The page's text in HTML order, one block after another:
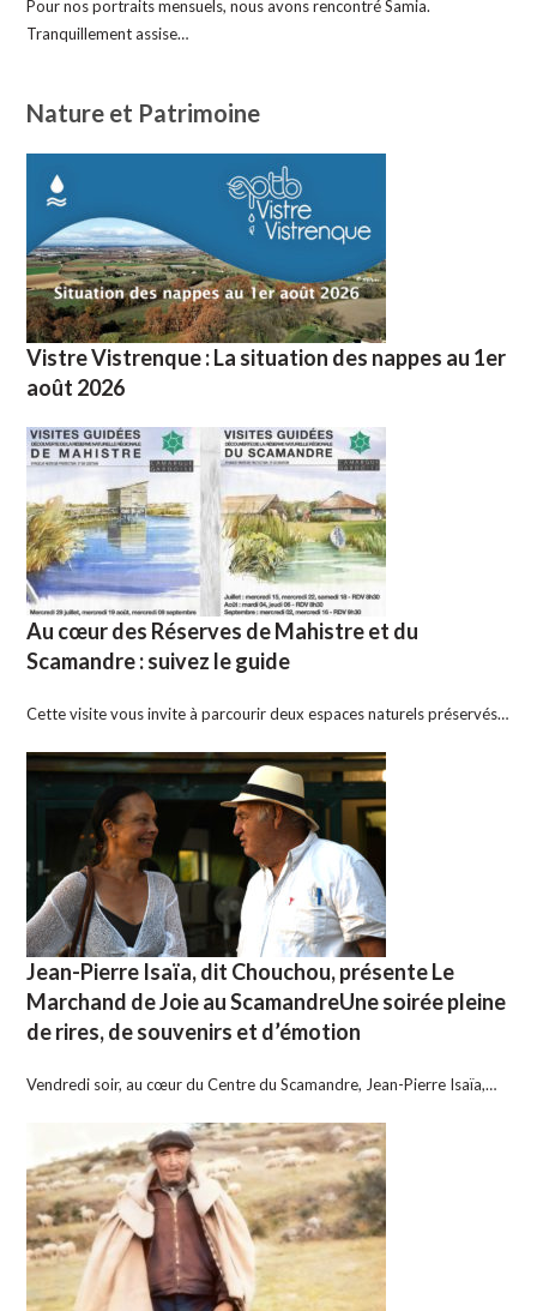
Pour nos portraits mensuels, nous avons rencontré Samia.
Tranquillement assise…
Nature et Patrimoine
Vistre Vistrenque : La situation des nappes au 1er
août 2026
Au cœur des Réserves de Mahistre et du
Scamandre : suivez le guide
Cette visite vous invite à parcourir deux espaces naturels préservés…
Jean-Pierre Isaïa, dit Chouchou, présente Le
Marchand de Joie au ScamandreUne soirée pleine
de rires, de souvenirs et d’émotion
Vendredi soir, au cœur du Centre du Scamandre, Jean-Pierre Isaïa,…